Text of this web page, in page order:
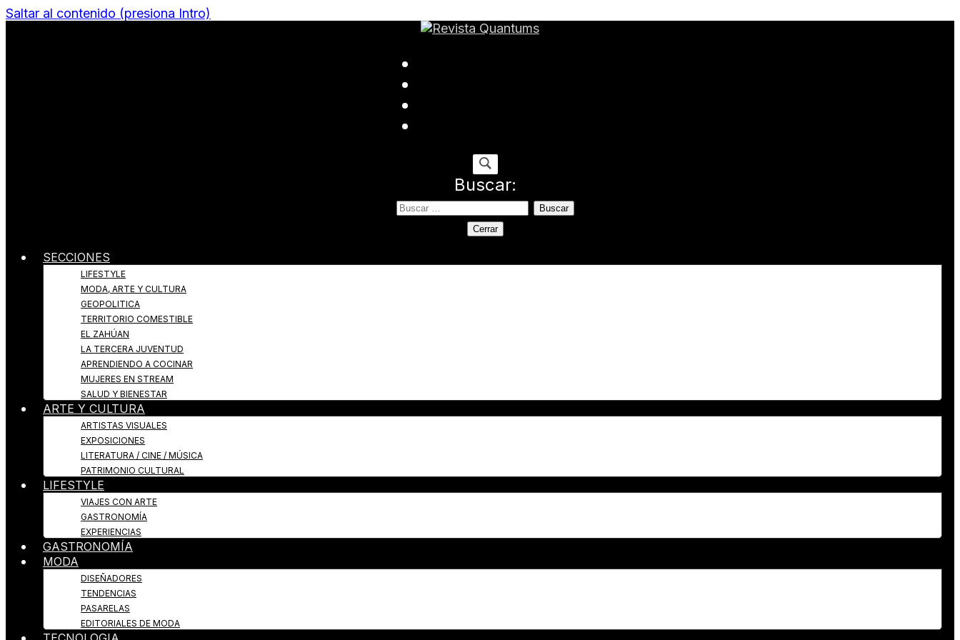
Saltar al contenido (presiona Intro)
Buscar:
Cerrar
SECCIONES
LIFESTYLE
MODA, ARTE Y CULTURA
GEOPOLITICA
TERRITORIO COMESTIBLE
EL ZAHÚAN
LA TERCERA JUVENTUD
APRENDIENDO A COCINAR
MUJERES EN STREAM
SALUD Y BIENESTAR
ARTE Y CULTURA
ARTISTAS VISUALES
EXPOSICIONES
LITERATURA / CINE / MÚSICA
PATRIMONIO CULTURAL
LIFESTYLE
VIAJES CON ARTE
GASTRONOMÍA
EXPERIENCIAS
GASTRONOMÍA
MODA
DISEÑADORES
TENDENCIAS
PASARELAS
EDITORIALES DE MODA